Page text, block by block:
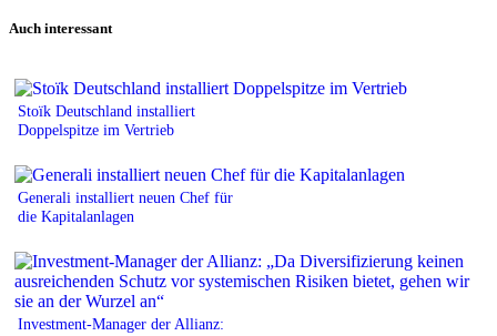
Auch interessant
Stoïk Deutschland installiert
Doppelspitze im Vertrieb
Generali installiert neuen Chef für
die Kapitalanlagen
Investment-Manager der Allianz: